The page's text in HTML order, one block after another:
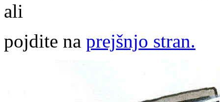
ali
pojdite na prejšnjo stran.